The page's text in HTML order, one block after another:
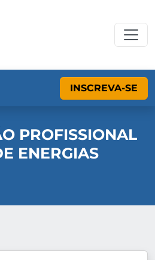
INSCREVA-SE
PROFISSIONAL
ENERGIAS